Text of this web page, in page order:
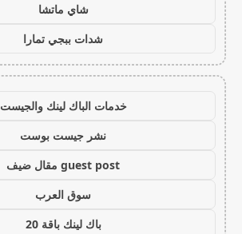
شاي ماتشا
شدات ببجي تمارا
خدمات الباك لينك والجيست
نشر جيست بوست
guest post مقال ضيف
سوق العرب
باك لينك باقة 20